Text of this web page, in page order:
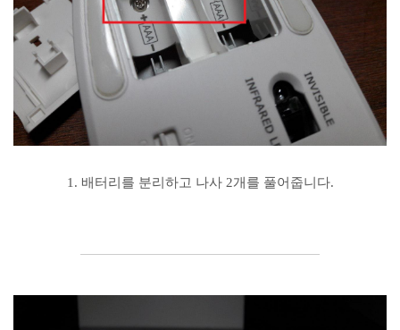
1. 배터리를 분리하고 나사 2개를 풀어줍니다.